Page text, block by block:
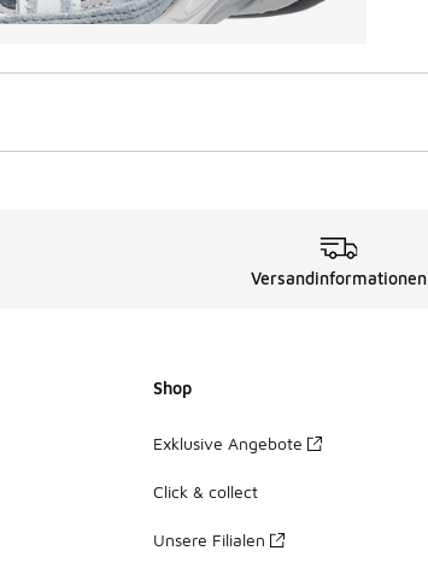
Versandinformationen
Shop
Exklusive Angebote
Click & collect
Unsere Filialen